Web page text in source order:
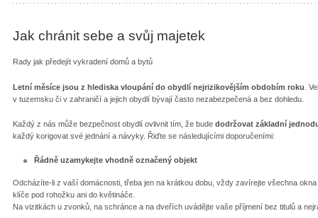
Jak chránit sebe a svůj majetek
Rady jak předejít vykradení domů a bytů
Letní měsíce jsou z hlediska vloupání do obydlí nejrizikovějším obdobím roku .
v tuzemsku či v zahraničí a jejich obydlí bývají často nezabezpečená a bez dohledu.
Každý z nás může bezpečnost obydlí ovlivnit tím, že bude dodržovat základní
každý korigovat své jednání a návyky. Řiďte se následujícími doporučeními:
Řádně uzamykejte vhodně označený objekt
Odcházíte-li z vaší domácnosti, třeba jen na krátkou dobu, vždy zavírejte všechna
klíče pod rohožku ani do květináče.
Na vizitkách u zvonků, na schránce a na dveřích uvádějte vaše příjmení bez titulů a